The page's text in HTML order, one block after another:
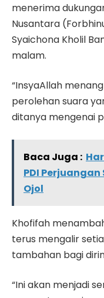
menerima
Nusantara
Syaichona Kholil
malam.
“InsyaAllah
perolehan suara
ditanya mengenai
Baca Juga :
PDI
Ojol
Khofifah
terus mengalir
tambahan bagi
“Ini akan menjadi